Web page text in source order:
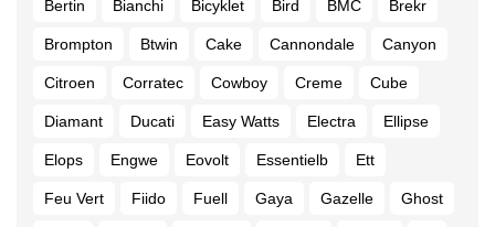
Bertin Bianchi Bicyklet Bird BMC Brekr
Brompton Btwin Cake Cannondale Canyon
Citroen Corratec Cowboy Creme Cube
Diamant Ducati Easy Watts Electra Ellipse
Elops Engwe Eovolt Essentielb Ett
Feu Vert Fiido Fuell Gaya Gazelle Ghost